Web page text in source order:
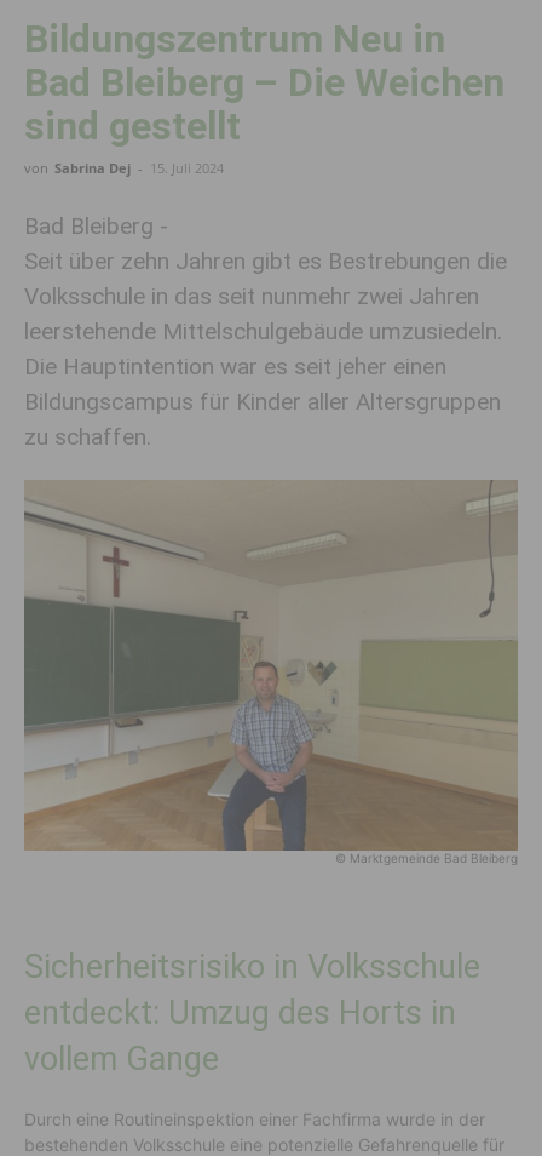
Bildungszentrum Neu in
Bad Bleiberg – Die Weichen
sind gestellt
von Sabrina Dej - 15. Juli 2024
Bad Bleiberg -
Seit über zehn Jahren gibt es Bestrebungen die
Volksschule in das seit nunmehr zwei Jahren
leerstehende Mittelschulgebäude umzusiedeln.
Die Hauptintention war es seit jeher einen
Bildungscampus für Kinder aller Altersgruppen
zu schaffen.
© Marktgemeinde Bad Bleiberg
Sicherheitsrisiko in Volksschule
entdeckt: Umzug des Horts in
vollem Gange
Durch eine Routineinspektion einer Fachfirma wurde in der
bestehenden Volksschule eine potenzielle Gefahrenquelle für